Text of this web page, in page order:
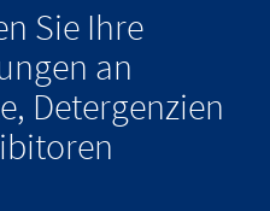
Sie Ihre
an
Detergenzien